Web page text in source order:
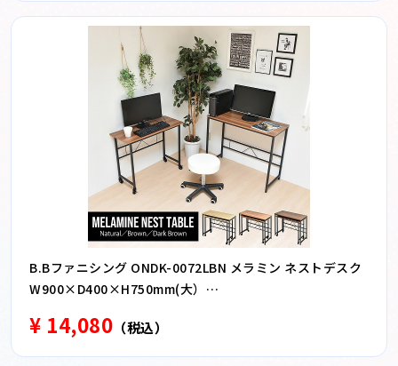
B.Bファニシング ONDK-0072LBN メラミン ネストデスク
W900×D400×H750mm(大）
ONDK0072LBN
¥ 14,080 （税込）